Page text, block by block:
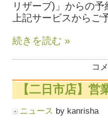
リザーブ)」からの
上記サービスから
続きを読む »
コ
【二日市店】
ニュース by kanrisha